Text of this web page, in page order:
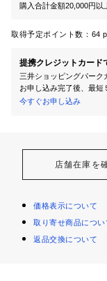
購入合計金額20,000円以
取得予定ポイント数： 64
提携クレジットカード
三井ショッピングパーク
お申し込み完了後、最短
今すぐお申し込み
店舗在庫を
価格表示について
取り寄せ商品につい
返品交換について